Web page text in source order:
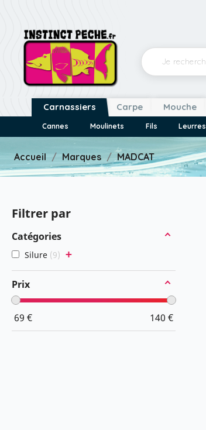
Carnassiers Carpe Mouche
Cannes Moulinets Fils Leurres
Accueil Marques MADCAT
Filtrer par
Catégories
Silure 9 +
Prix
69 € 140 €